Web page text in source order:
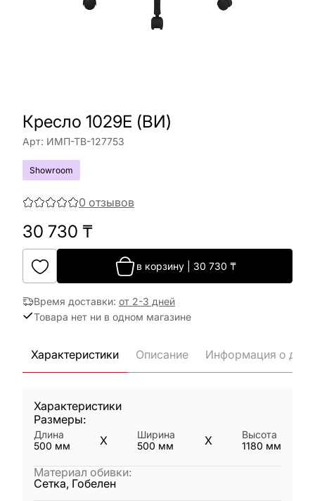
Кресло 1029E (ВИ)
Арт: ИМП-ТВ-127753
Showroom
0 отзывов
30 730 ₸
в корзину| 30 730 ₸
Время доставки: от 2-3 дней
Товара нет ни в одном магазине
Характеристики Описание Информация о
Характеристики
Размеры:
Длина
500 мм X
Ширина
500 мм X
Высота
1180 мм
Материал обивки:
Сетка, Гобелен